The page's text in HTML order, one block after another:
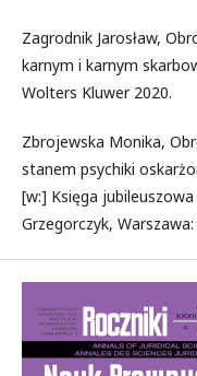
Zagrodnik Jarosław,
karnym i karnym
Wolters Kluwer 2020.
Zbrojewska Monika,
stanem psychiki
[w:] Księga
Grzegorczyk,